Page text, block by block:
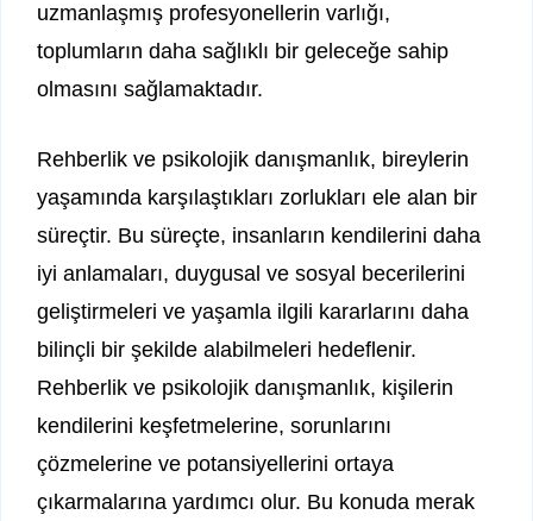
uzmanlaşmış profesyonellerin varlığı,
toplumların daha sağlıklı bir geleceğe sahip
olmasını sağlamaktadır.
Rehberlik ve psikolojik danışmanlık, bireylerin
yaşamında karşılaştıkları zorlukları ele alan bir
süreçtir. Bu süreçte, insanların kendilerini daha
iyi anlamaları, duygusal ve sosyal becerilerini
geliştirmeleri ve yaşamla ilgili kararlarını daha
bilinçli bir şekilde alabilmeleri hedeflenir.
Rehberlik ve psikolojik danışmanlık, kişilerin
kendilerini keşfetmelerine, sorunlarını
çözmelerine ve potansiyellerini ortaya
çıkarmalarına yardımcı olur. Bu konuda merak